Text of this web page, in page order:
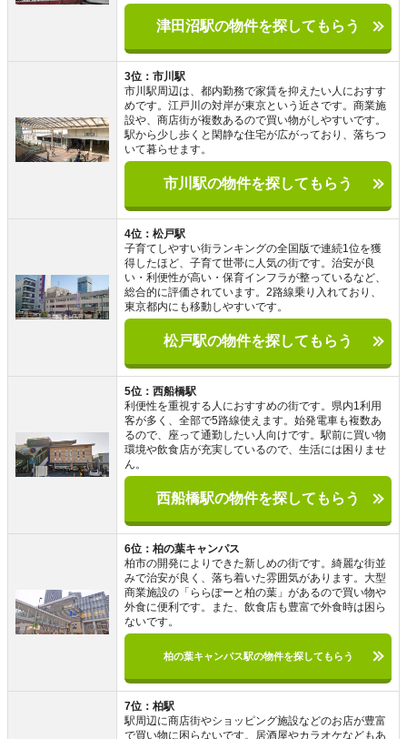
津田沼駅の物件を探してもらう
3位：市川駅
市川駅周辺は、都内勤務で家賃を抑えたい人におすす
めです。江戸川の対岸が東京という近さです。商業施
設や、商店街が複数あるので買い物がしやすいです。
駅から少し歩くと閑静な住宅が広がっており、落ちつ
いて暮らせます。
市川駅の物件を探してもらう
4位：松戸駅
子育てしやすい街ランキングの全国版で連続1位を獲
得したほど、子育て世帯に人気の街です。治安が良
い・利便性が高い・保育インフラが整っているなど、
総合的に評価されています。2路線乗り入れており、
東京都内にも移動しやすいです。
松戸駅の物件を探してもらう
5位：西船橋駅
利便性を重視する人におすすめの街です。県内1利用
客が多く、全部で5路線使えます。始発電車も複数あ
るので、座って通勤したい人向けです。駅前に買い物
環境や飲食店が充実しているので、生活には困りませ
ん。
西船橋駅の物件を探してもらう
6位：柏の葉キャンパス
柏市の開発によりできた新しめの街です。綺麗な街並
みで治安が良く、落ち着いた雰囲気があります。大型
商業施設の「ららぽーと柏の葉」があるので買い物や
外食に便利です。また、飲食店も豊富で外食時は困ら
ないです。
柏の葉キャンパス駅の物件を探してもらう
7位：柏駅
駅周辺に商店街やショッピング施設などのお店が豊富
で買い物に困らないです。居酒屋やカラオケなどもあ